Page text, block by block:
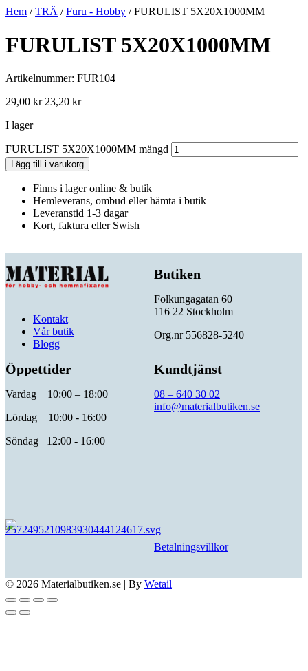
Hem /TRÄ /Furu - Hobby / FURULIST 5X20X1000MM
FURULIST 5X20X1000MM
Artikelnummer: FUR104
29,00 kr 23,20 kr
I lager
FURULIST 5X20X1000MM mängd
Lägg till i varukorg
Finns i lager online & butik
Hemleverans, ombud eller hämta i butik
Leveranstid 1-3 dagar
Kort, faktura eller Swish
Kontakt
Vår butik
Blogg
Butiken
Folkungagatan 60
116 22 Stockholm
Org.nr 556828-5240
Öppettider
Vardag 10:00 – 18:00
Lördag 10:00 - 16:00
Söndag 12:00 - 16:00
Kundtjänst
08 – 640 30 02
info@materialbutiken.se
Betalningsvillkor
© 2026 Materialbutiken.se | By Wetail